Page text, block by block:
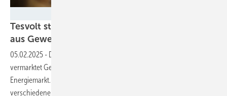
Tesvolt steigt in den Energiehandel mit Strom
aus Gewerbespeichern
05.02.2025 - Das neue Tochterunternehmen Tesvolt Energy
vermarktet Gewerbespeicher ab 100 Kilowattstunden am
Energiemarkt. Eine eigene Software und die Zusammenarbeit mit
verschiedenen Händlern sorgen für maximalen Ertrag und geringe